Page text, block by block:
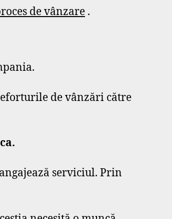
de vânzare .
de vânzări către
serviciul. Prin